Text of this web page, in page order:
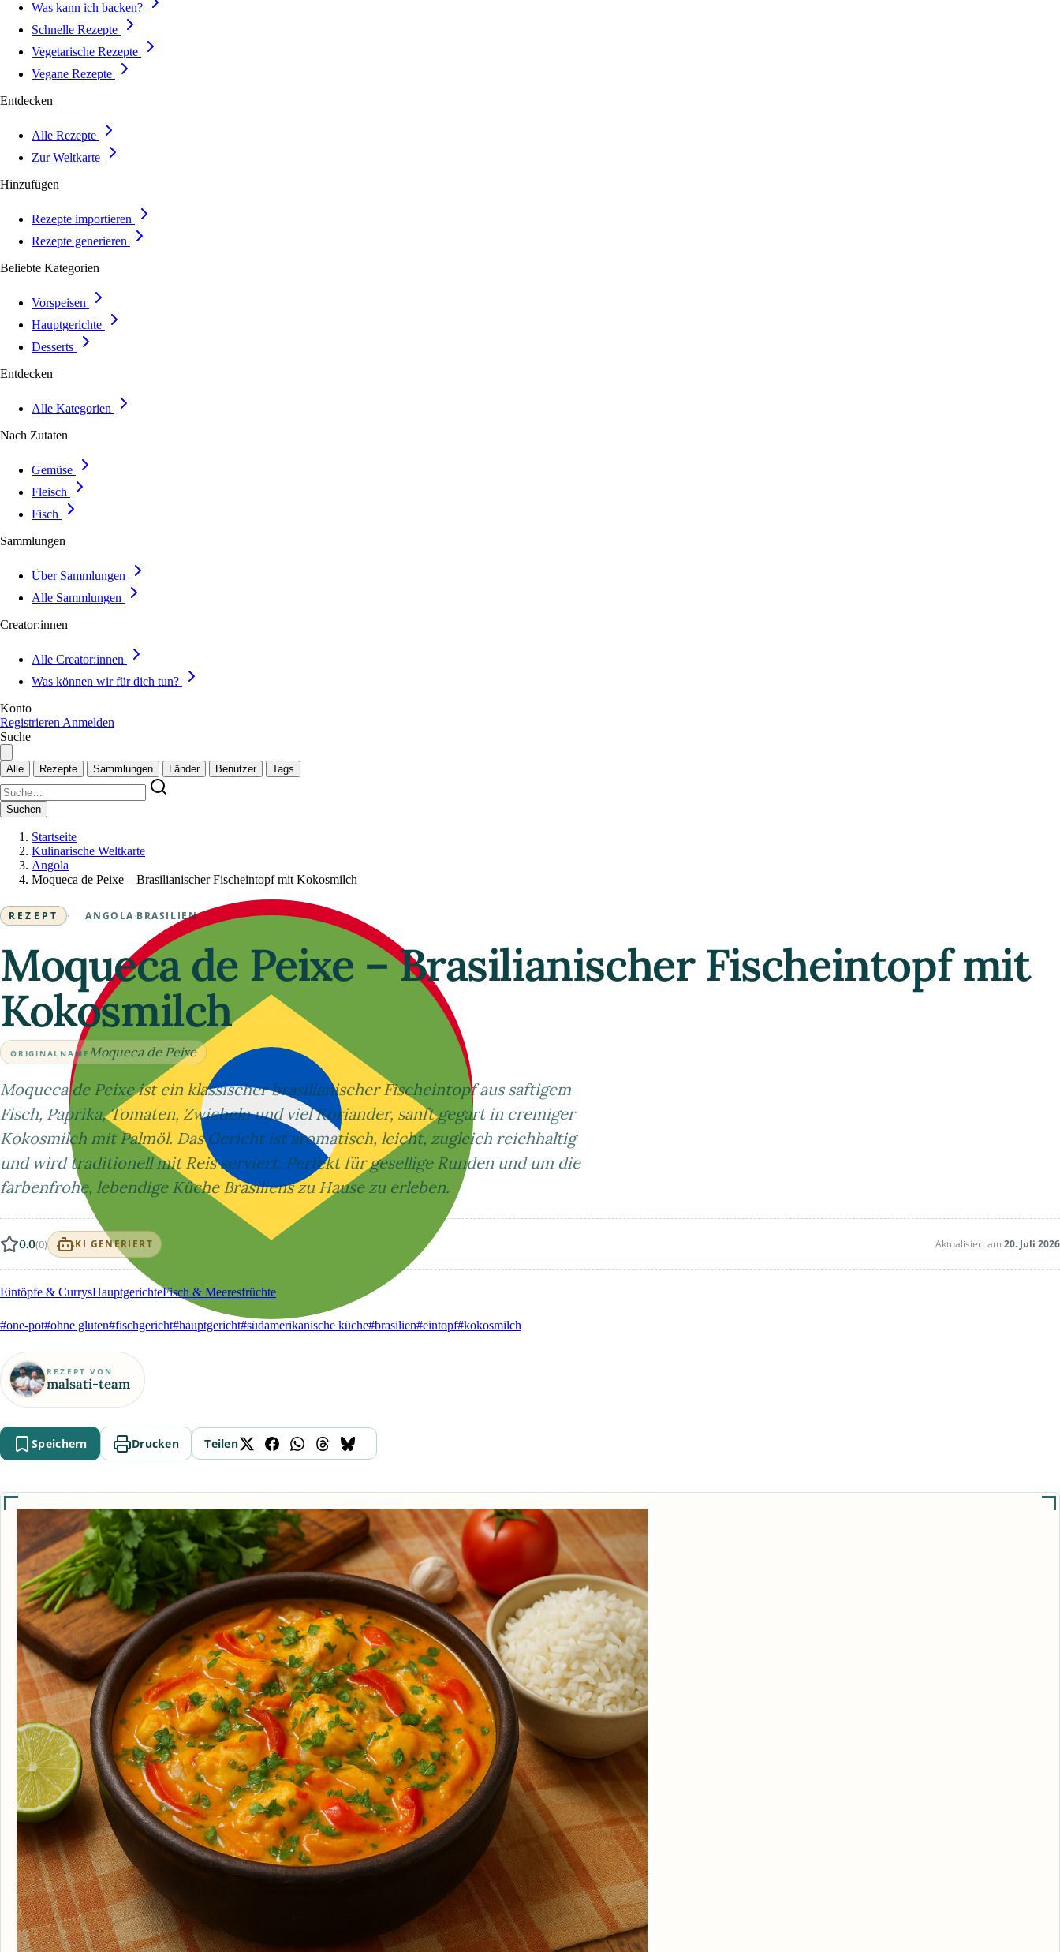
Was kann ich backen?
Schnelle Rezepte
Vegetarische Rezepte
Vegane Rezepte
Entdecken
Alle Rezepte
Zur Weltkarte
Hinzufügen
Rezepte importieren
Rezepte generieren
Beliebte Kategorien
Vorspeisen
Hauptgerichte
Desserts
Entdecken
Alle Kategorien
Nach Zutaten
Gemüse
Fleisch
Fisch
Sammlungen
Über Sammlungen
Alle Sammlungen
Creator:innen
Alle Creator:innen
Was können wir für dich tun?
Konto
Registrieren Anmelden
Suche
Alle Rezepte Sammlungen Länder Benutzer Tags
Suchen
Startseite
Kulinarische Weltkarte
Angola
Moqueca de Peixe – Brasilianischer Fischeintopf mit Kokosmilch
REZEPT · ANGOLA ·BRASILIEN
Moqueca de Peixe – Brasilianischer Fischeintopf mit
Kokosmilch
ORIGINALNAME Moqueca de Peixe
Moqueca de Peixe ist ein klassischer brasilianischer Fischeintopf aus saftigem
Fisch, Paprika, Tomaten, Zwiebeln und viel Koriander, sanft gegart in cremiger
Kokosmilch mit Palmöl. Das Gericht ist aromatisch, leicht, zugleich reichhaltig
und wird traditionell mit Reis serviert. Perfekt für gesellige Runden und um die
farbenfrohe, lebendige Küche Brasiliens zu Hause zu erleben.
0.0(0) KI GENERIERT Aktualisiert am 20. Juli 2026
Eintöpfe & CurrysHauptgerichteFisch & Meeresfrüchte
#one-pot#ohne gluten#fischgericht#hauptgericht#südamerikanische küche#brasilien#eintopf#kokosmilch
REZEPT VON
malsati-team
Speichern Drucken Teilen